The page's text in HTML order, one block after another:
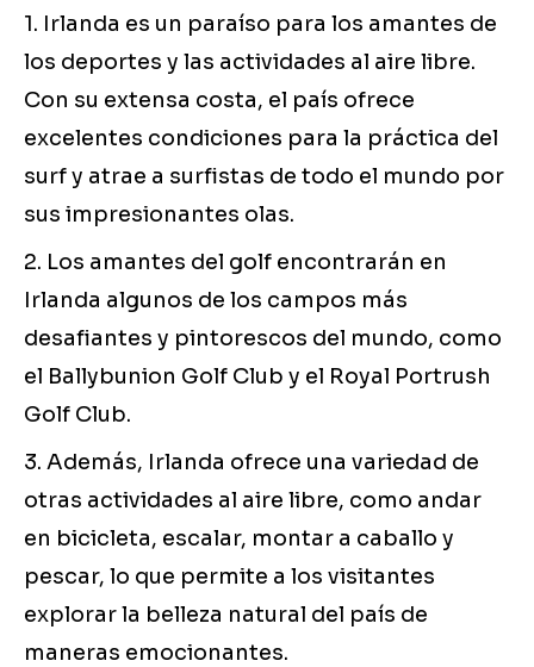
1. Irlanda es un paraíso para los amantes de
los deportes y las actividades al aire libre.
Con su extensa costa, el país ofrece
excelentes condiciones para la práctica del
surf y atrae a surfistas de todo el mundo por
sus impresionantes olas.
2. Los amantes del golf encontrarán en
Irlanda algunos de los campos más
desafiantes y pintorescos del mundo, como
el Ballybunion Golf Club y el Royal Portrush
Golf Club.
3. Además, Irlanda ofrece una variedad de
otras actividades al aire libre, como andar
en bicicleta, escalar, montar a caballo y
pescar, lo que permite a los visitantes
explorar la belleza natural del país de
maneras emocionantes.